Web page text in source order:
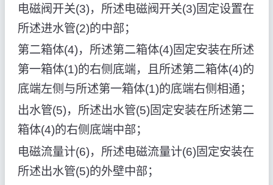
电磁阀开关(3)，所述电磁阀开关(3)固定设置在
所述进水管(2)的中部；
第二箱体(4)，所述第二箱体(4)固定安装在所述
第一箱体(1)的右侧底端，且所述第二箱体(4)的
底端左侧与所述第一箱体(1)的底端右侧相通；
出水管(5)，所述出水管(5)固定安装在所述第二
箱体(4)的右侧底端中部；
电磁流量计(6)，所述电磁流量计(6)固定安装在
所述出水管(5)的外壁中部；